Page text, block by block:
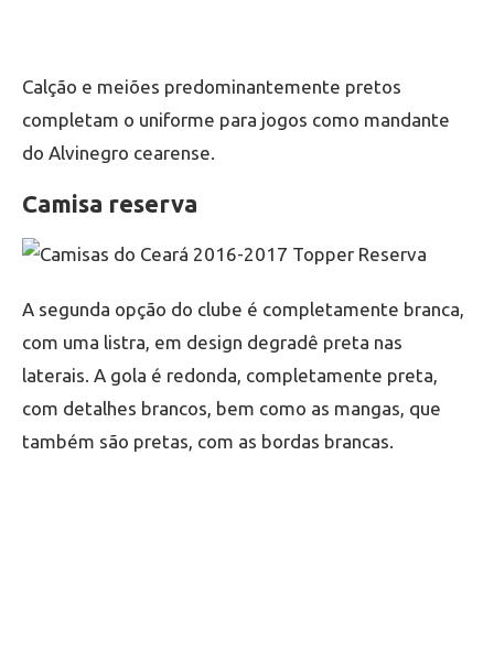
Calção e meiões predominantemente pretos
completam o uniforme para jogos como mandante
do Alvinegro cearense.
Camisa reserva
A segunda opção do clube é completamente branca,
com uma listra, em design degradê preta nas
laterais. A gola é redonda, completamente preta,
com detalhes brancos, bem como as mangas, que
também são pretas, com as bordas brancas.